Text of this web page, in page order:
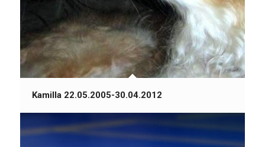
Kamilla 22.05.2005-30.04.2012